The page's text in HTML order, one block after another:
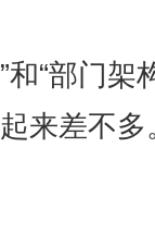
“部门架
来差不多